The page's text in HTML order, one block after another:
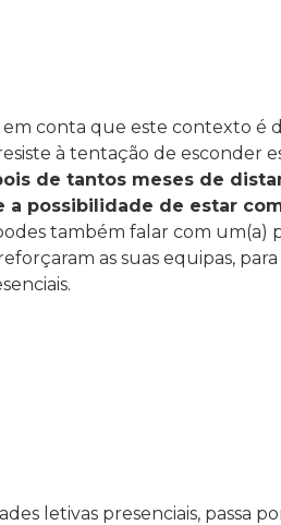
conta que este contexto é
à tentação de esconder
de tantos meses de
possibilidade de estar
também falar com um(a)
as suas equipas,
letivas presenciais, passa